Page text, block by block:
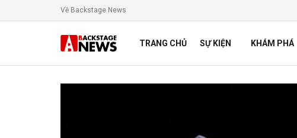
Về Backstage News
TRANG CHỦ SỰ KIỆN KHÁM PHÁ